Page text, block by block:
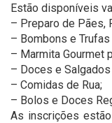
Estão disponíveis
– Preparo de Pães,
– Bombons e
– Marmita Gourmet
– Doces e
– Comidas de Rua;
– Bolos e Doces
As inscrições